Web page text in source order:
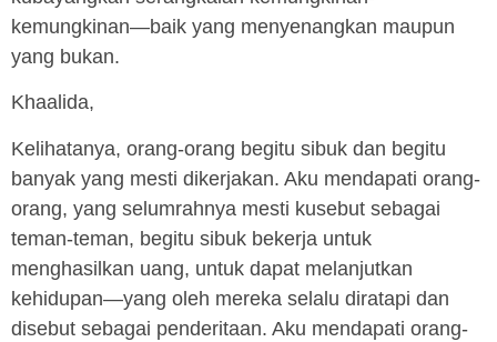
kemungkinan—baik yang menyenangkan maupun
yang bukan.
Khaalida,
Kelihatanya, orang-orang begitu sibuk dan begitu
banyak yang mesti dikerjakan. Aku mendapati orang-
orang, yang selumrahnya mesti kusebut sebagai
teman-teman, begitu sibuk bekerja untuk
menghasilkan uang, untuk dapat melanjutkan
kehidupan—yang oleh mereka selalu diratapi dan
disebut sebagai penderitaan. Aku mendapati orang-